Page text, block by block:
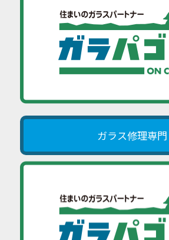
ガラス修理専門